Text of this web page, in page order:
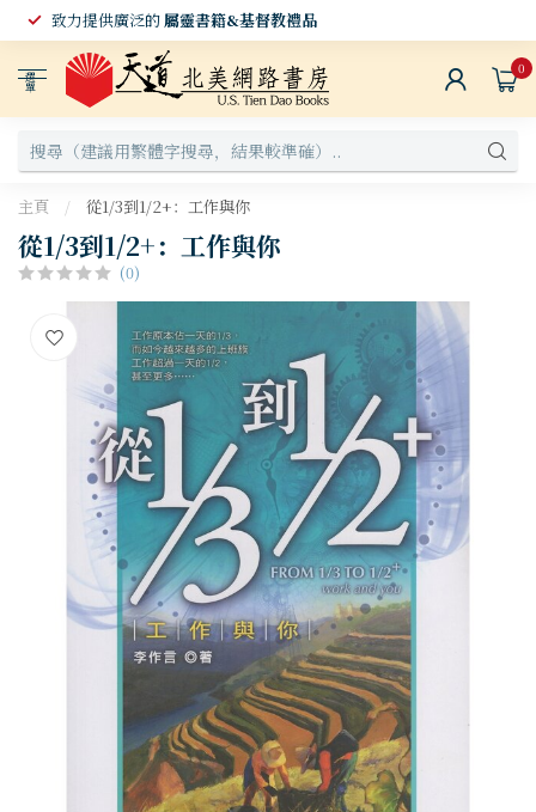
致力提供廣泛的屬靈書籍&基督教禮品
選
單
0
主頁 / 從1/3到1/2+：工作與你
從1/3到1/2+：工作與你
(0)